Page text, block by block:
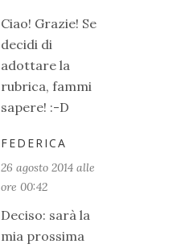
Ciao! Grazie! Se
decidi di
adottare la
rubrica, fammi
sapere! :-D
FEDERICA
26 agosto 2014 alle
ore 00:42
Deciso: sarà la
mia prossima